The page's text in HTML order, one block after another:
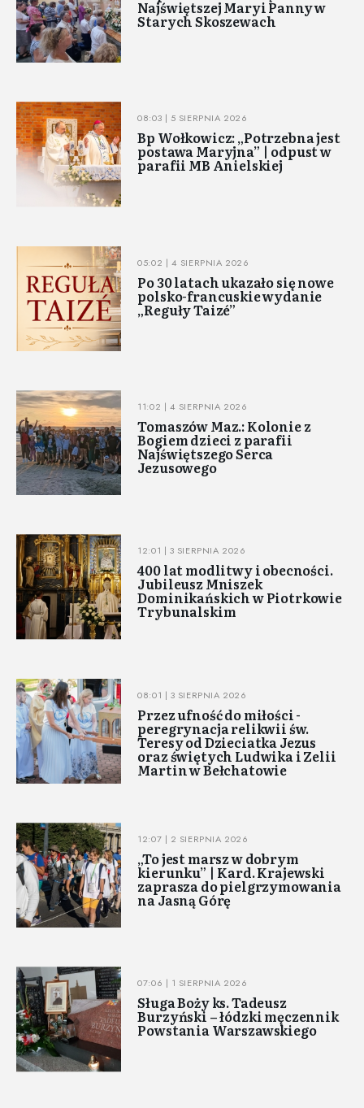
Najświętszej Maryi Panny w
Starych Skoszewach
08:03 | 5 SIERPNIA 2026
Bp Wołkowicz: „Potrzebna jest
postawa Maryjna” | odpust w
parafii MB Anielskiej
05:02 | 4 SIERPNIA 2026
Po 30 latach ukazało się nowe
polsko-francuskie wydanie
„Reguły Taizé”
11:02 | 4 SIERPNIA 2026
Tomaszów Maz.: Kolonie z
Bogiem dzieci z parafii
Najświętszego Serca
Jezusowego
12:01 | 3 SIERPNIA 2026
400 lat modlitwy i obecności.
Jubileusz Mniszek
Dominikańskich w Piotrkowie
Trybunalskim
08:01 | 3 SIERPNIA 2026
Przez ufność do miłości -
peregrynacja relikwii św.
Teresy od Dzieciatka Jezus
oraz świętych Ludwika i Zelii
Martin w Bełchatowie
12:07 | 2 SIERPNIA 2026
„To jest marsz w dobrym
kierunku” | Kard. Krajewski
zaprasza do pielgrzymowania
na Jasną Górę
07:06 | 1 SIERPNIA 2026
Sługa Boży ks. Tadeusz
Burzyński – łódzki męczennik
Powstania Warszawskiego